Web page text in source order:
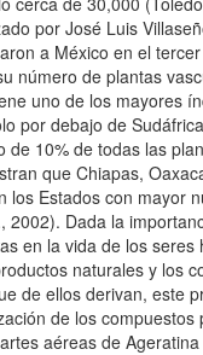
por José Luis
a México en el
número de plantas
uno de los mayores
por debajo de
de 10% de todas las
que Chiapas,
los Estados con mayor
2002). Dada la
en la vida de los seres
naturales y los
de ellos derivan, este
de los compuestos
aéreas de